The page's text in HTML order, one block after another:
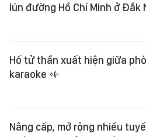
lún đường Hồ Chí Minh ở Đắk
Hố tử thần xuất hiện giữa
karaoke
Nâng cấp, mở rộng nhiều